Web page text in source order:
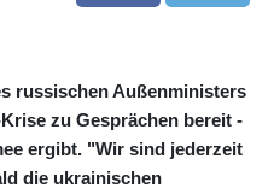
russischen Außenministers
zu Gesprächen bereit -
ergibt. "Wir sind jederzeit
die ukrainischen